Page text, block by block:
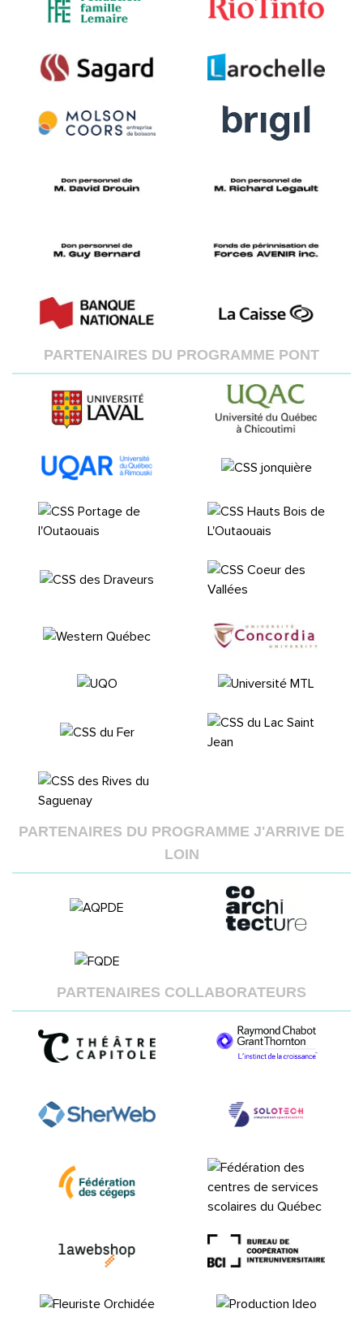
PARTENAIRES DU PROGRAMME PONT
PARTENAIRES DU PROGRAMME J'ARRIVE DE
LOIN
PARTENAIRES COLLABORATEURS